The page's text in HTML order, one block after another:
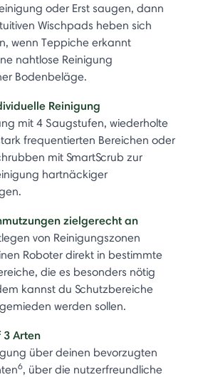
oder Erst saugen, dann
Wischpads heben sich
wenn Teppiche erkannt
nahtlose Reinigung
Bodenbeläge.
Reinigung
mit 4 Saugstufen, wiederholte
frequentierten Bereichen oder
mit SmartScrub zur
hartnäckiger
zielgerecht an
von Reinigungszonen
Roboter direkt in bestimmte
die es besonders nötig
kannst du Schutzbereiche
werden sollen.
3 Arten
über deinen bevorzugten
6, über die nutzerfreundliche